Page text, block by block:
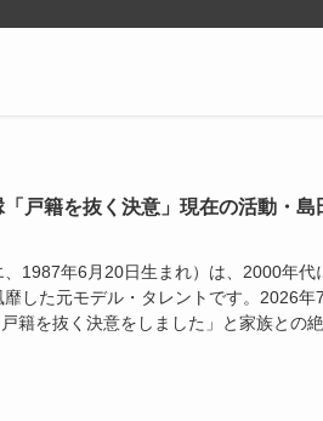
戸籍を抜く決意」現在の活動・島
1987年6月20日生まれ）は、2000年代
した元モデル・タレントです。2026年
籍を抜く決意をしました」と家族との